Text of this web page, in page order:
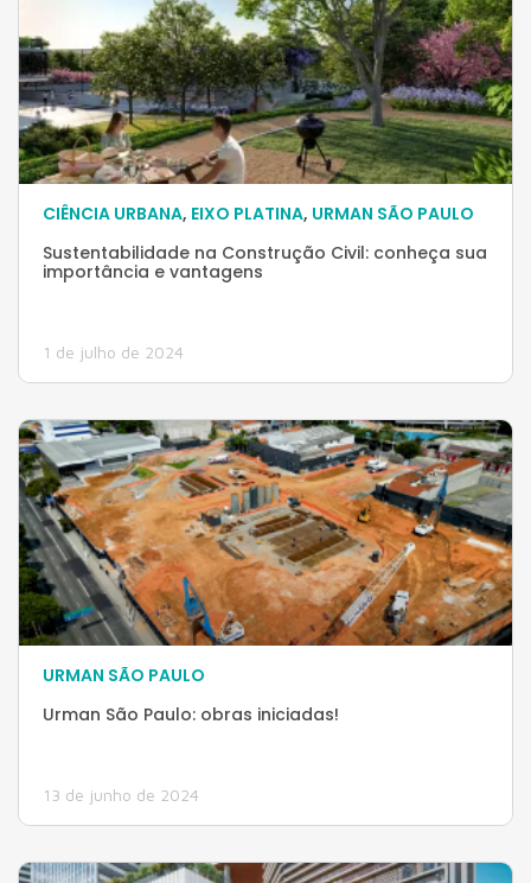
CIÊNCIA URBANA, EIXO PLATINA, URMAN SÃO PAULO
Sustentabilidade na Construção Civil: conheça sua
importância e vantagens
1 de julho de 2024
URMAN SÃO PAULO
Urman São Paulo: obras iniciadas!
13 de junho de 2024